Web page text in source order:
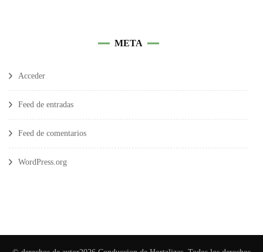
META
Acceder
Feed de entradas
Feed de comentarios
WordPress.org